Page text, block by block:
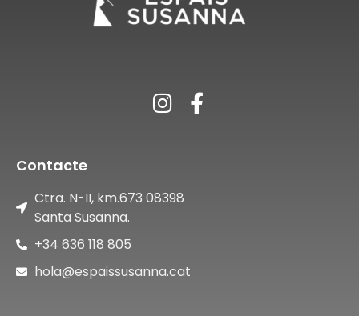
Contacte
Ctra. N-II, km.673 08398
Santa Susanna.
+34 636 118 805
hola@espaissusanna.cat